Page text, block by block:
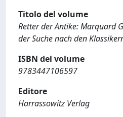
Titolo del volume
Retter der Antike: Marquard
der Suche nach den
ISBN del volume
9783447106597
Editore
Harrassowitz Verlag